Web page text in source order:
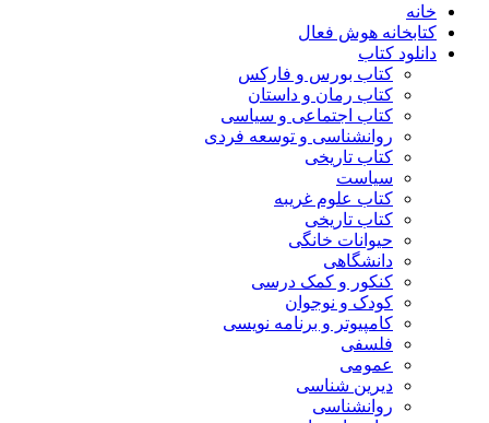
خانه
کتابخانه هوش فعال
دانلود کتاب
کتاب بورس و فارکس
کتاب رمان و داستان
کتاب اجتماعی و سیاسی
روانشناسی و توسعه فردی
کتاب تاریخی
سیاست
کتاب علوم غریبه
کتاب تاریخی
حیوانات خانگی
دانشگاهی
کنکور و کمک‌ درسی
کودک و نوجوان
کامپیوتر و برنامه نویسی
فلسفی
عمومی
دیرین شناسی
روانشناسی